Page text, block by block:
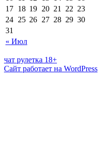
« Июл
17 18 19 20 21 22 23
24 25 26 27 28 29 30
31
чат рулетка 18+
Сайт работает на WordPress